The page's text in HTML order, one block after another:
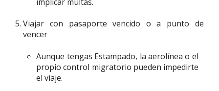
Viajar con pasaporte vencido o a punto de
vencer
Aunque tengas Estampado, la aerolínea o el
propio control migratorio pueden impedirte
el viaje.